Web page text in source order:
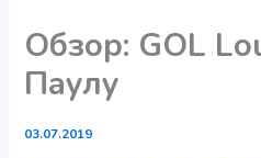
Обзор: GOL
Паулу
03.07.2019